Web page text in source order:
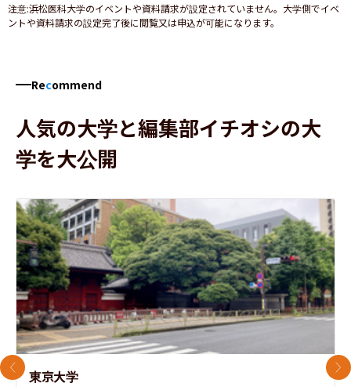
注意:浜松医科大学のイベントや資料請求が設定されていません。大学側でイベ
ントや資料請求の設定完了後に閲覧又は申込が可能になります。
Recommend
人気の大学と編集部イチオシの大
学を大公開
東京大学
前のスライド 次